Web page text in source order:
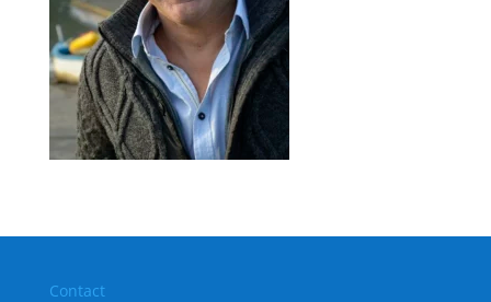
Contact